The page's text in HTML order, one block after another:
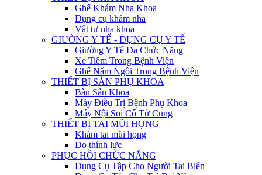
Ghế Khám Nha Khoa
Dụng cụ khám nha
Vật tư nha khoa
GIƯỜNG Y TẾ - DỤNG CỤ Y TẾ
Giường Y Tế Đa Chức Năng
Xe Tiêm Trong Bệnh Viện
Ghế Nằm Ngồi Trong Bệnh Viện
THIẾT BỊ SẢN PHỤ KHOA
Bàn Sản Khoa
Máy Điều Trị Bệnh Phụ Khoa
Máy Nội Soi Cổ Tử Cung
THIẾT BỊ TAI MŨI HỌNG
Khám tai mũi họng
Đo thính lực
PHỤC HỒI CHỨC NĂNG
Dụng Cụ Tập Cho Người Tai Biến